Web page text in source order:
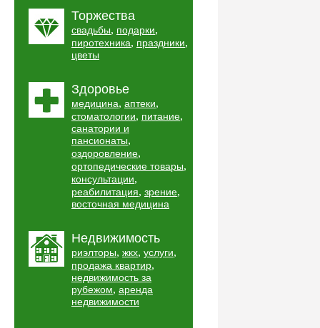
Торжества
свадьбы, подарки,
пиротехника, праздники,
цветы
Здоровье
медицина, аптеки,
стоматологии, питание,
санатории и
пансионаты,
оздоровление,
ортопедические товары,
консультации,
реабилитация, зрение,
восточная медицина
Недвижимость
риэлторы, жкх, услуги,
продажа квартир,
недвижимость за
рубежом, аренда
недвижимости